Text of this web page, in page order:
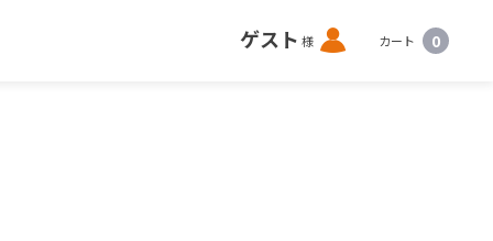
ゲスト 様 ロ
グ
カート 0